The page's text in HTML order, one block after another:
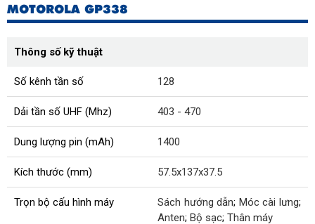
MOTOROLA GP338
Thông số kỹ thuật
Số kênh tần số 128
Dải tần số UHF (Mhz) 403 - 470
Dung lượng pin (mAh) 1400
Kích thước (mm) 57.5x137x37.5
Trọn bộ cấu hình máy Sách hướng dẫn; Móc cài lưng;
Anten; Bộ sạc; Thân máy